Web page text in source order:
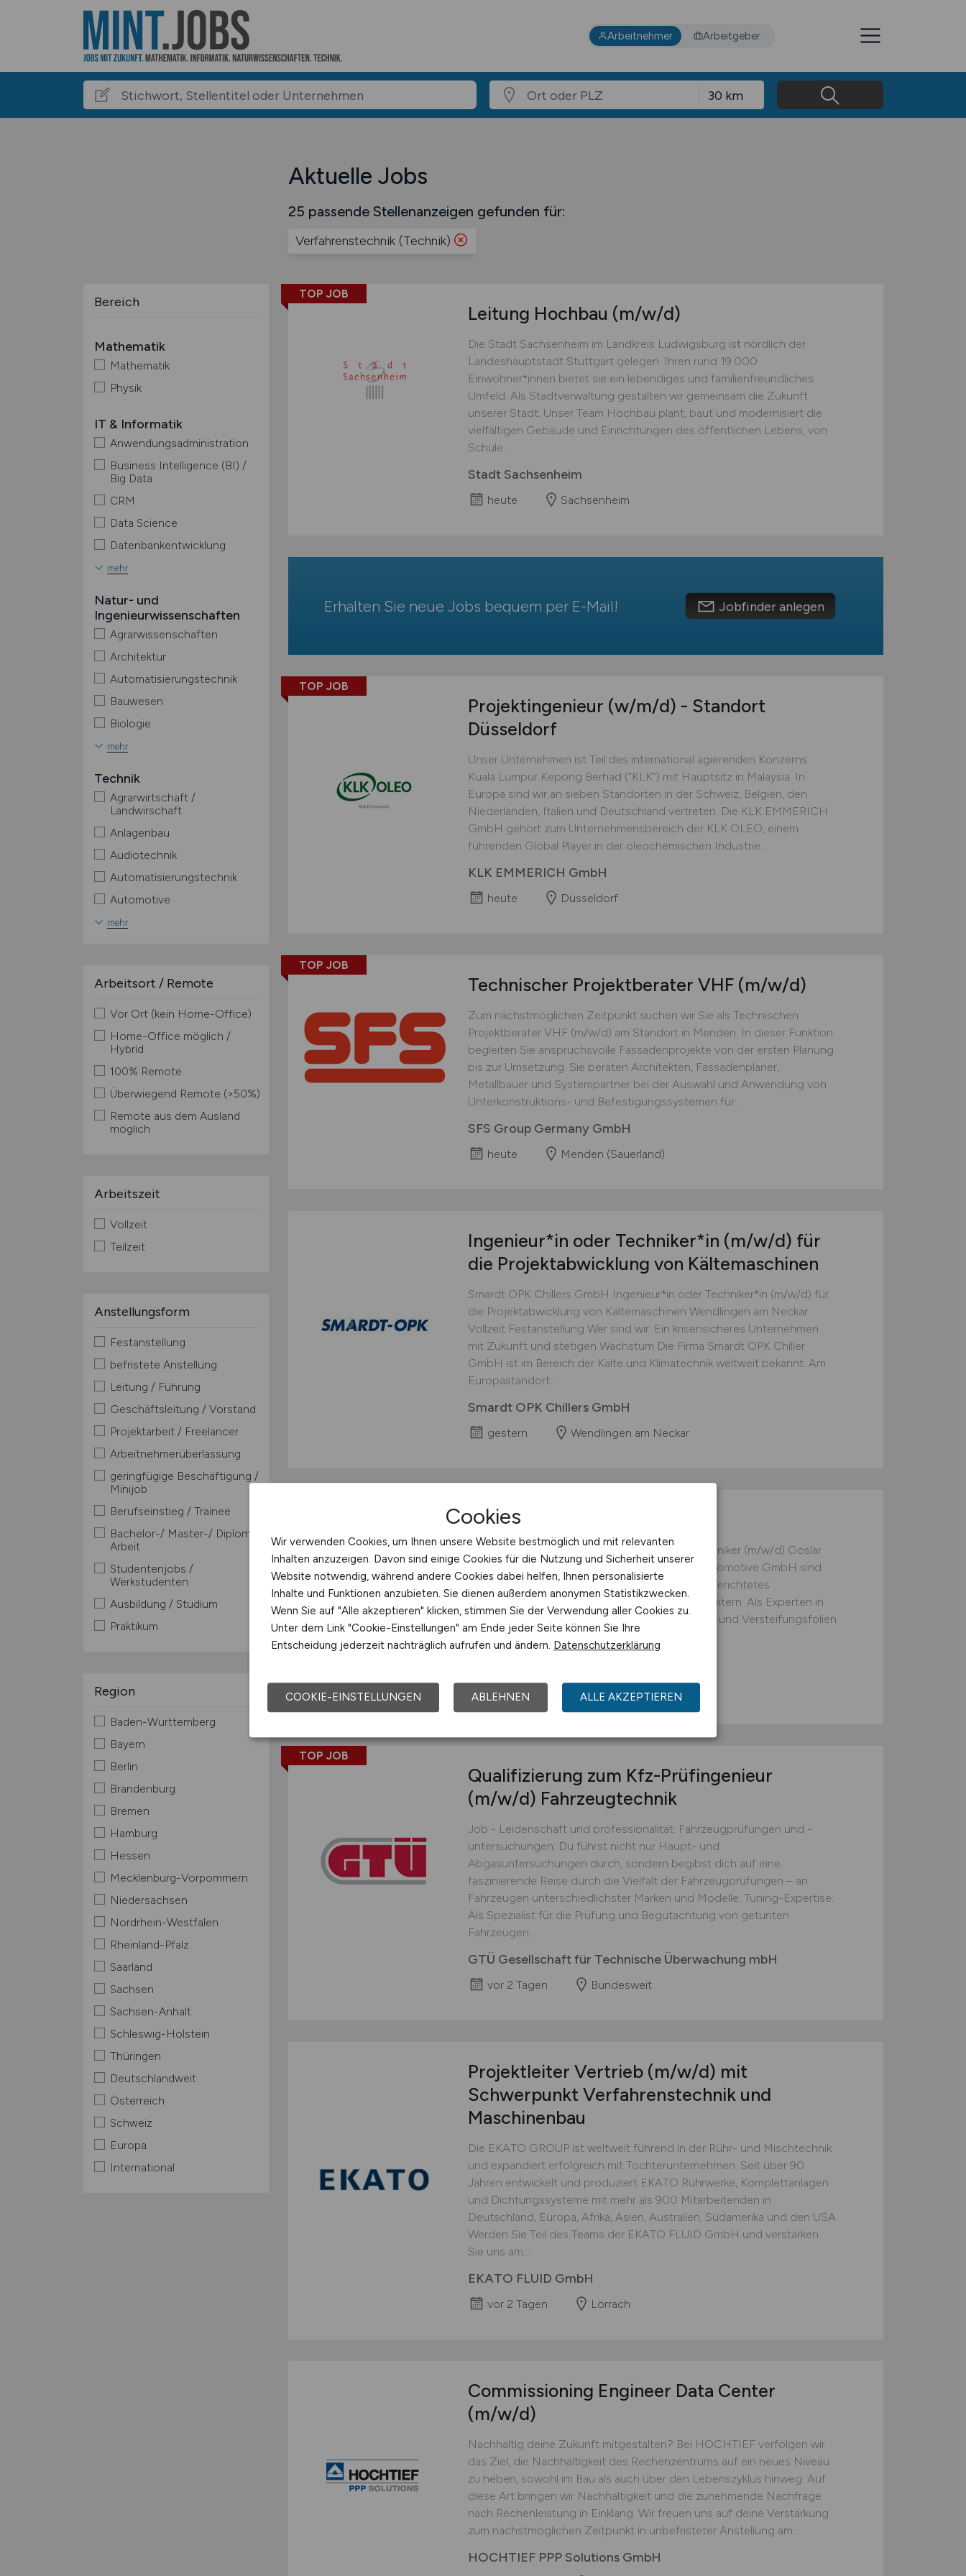
Arbeitnehmer Arbeitgeber
Aktuelle Jobs
25 passende Stellenanzeigen gefunden für:
Verfahrenstechnik (Technik)
Bereich
Mathematik
Mathematik
Physik
IT & Informatik
Anwendungsadministration
Business Intelligence (BI) /
Big Data
CRM
Data Science
Datenbankentwicklung
mehr
Natur- und
Ingenieurwissenschaften
Agrarwissenschaften
Architektur
Automatisierungstechnik
Bauwesen
Biologie
mehr
Technik
Agrarwirtschaft /
Landwirschaft
Anlagenbau
Audiotechnik
Automatisierungstechnik
Automotive
mehr
Arbeitsort / Remote
Vor Ort (kein Home-Office)
Home-Office möglich /
Hybrid
100% Remote
Überwiegend Remote (>50%)
Remote aus dem Ausland
möglich
Arbeitszeit
Vollzeit
Teilzeit
Anstellungsform
Festanstellung
befristete Anstellung
Leitung / Führung
Geschäftsleitung / Vorstand
Projektarbeit / Freelancer
Arbeitnehmerüberlassung
geringfügige Beschäftigung /
Minijob
Berufseinstieg / Trainee
Bachelor-/ Master-/ Diplom-
Arbeit
Studentenjobs /
Werkstudenten
Ausbildung / Studium
Praktikum
Region
Baden-Württemberg
Bayern
Berlin
Brandenburg
Bremen
Hamburg
Hessen
Mecklenburg-Vorpommern
Niedersachsen
Nordrhein-Westfalen
Rheinland-Pfalz
Saarland
Sachsen
Sachsen-Anhalt
Schleswig-Holstein
Thüringen
Deutschlandweit
Österreich
Schweiz
Europa
International
TOP JOB
Leitung Hochbau (m/w/d)
Die Stadt Sachsenheim im Landkreis Ludwigsburg ist nördlich der
Landeshauptstadt Stuttgart gelegen. Ihren rund 19.000
Einwohner*innen bietet sie ein lebendiges und familienfreundliches
Umfeld. Als Stadtverwaltung gestalten wir gemeinsam die Zukunft
unserer Stadt. Unser Team Hochbau plant, baut und modernisiert die
vielfältigen Gebäude und Einrichtungen des öffentlichen Lebens, von
Schule...
Stadt Sachsenheim
heute Sachsenheim
Erhalten Sie neue Jobs bequem per E-Mail! Jobfinder anlegen
TOP JOB
Projektingenieur (w/m/d) - Standort
Düsseldorf
Unser Unternehmen ist Teil des international agierenden Konzerns
Kuala Lumpur Kepong Berhad (“KLK“) mit Hauptsitz in Malaysia. In
Europa sind wir an sieben Standorten in der Schweiz, Belgien, den
Niederlanden, Italien und Deutschland vertreten. Die KLK EMMERICH
GmbH gehört zum Unternehmensbereich der KLK OLEO, einem
führenden Global Player in der oleochemischen Industrie...
KLK EMMERICH GmbH
heute Düsseldorf
TOP JOB
Technischer Projektberater VHF (m/w/d)
Zum nächstmöglichen Zeitpunkt suchen wir Sie als Technischen
Projektberater VHF (m/w/d) am Standort in Menden. In dieser Funktion
begleiten Sie anspruchsvolle Fassadenprojekte von der ersten Planung
bis zur Umsetzung. Sie be­raten Architekten, Fassadenplaner,
Metallbauer und Systempartner bei der Auswahl und Anwendung von
Unterkon­struktions- und Befestigungssystemen für...
SFS Group Germany GmbH
heute Menden (Sauerland)
Ingenieur*in oder Techniker*in (m/w/d) für
die Projektabwicklung von Kältemaschinen
Smardt OPK Chillers GmbH Ingenieur*in oder Techniker*in (m/w/d) für
die Projektabwicklung von Kältemaschinen Wendlingen am Neckar
Vollzeit Festanstellung Wer sind wir: Ein krisensicheres Unternehmen
mit Zukunft und stetigen Wachstum Die Firma Smardt OPK Chiller
GmbH ist im Bereich der Kälte und Klimatechnik weltweit bekannt. Am
Europastandort...
Smardt OPK Chillers GmbH
gestern Wendlingen am Neckar
Prozesstechniker
DFA - Dr. Freist Automotive GmbH Prozesstechniker (m/w/d) Goslar
Vollzeit Festanstellung Wir von der Dr. Freist Automotive GmbH sind
ein innovatives, langfristig und international ausgerichtetes
Familienunternehmen mit derzeit ca. 220 Mitarbeitern. Als Experten in
der Entwicklung und Herstellung von Entdröhn- und Versteifungsfolien
für den Lärmschutz...
TOP JOB
Qualifizierung zum Kfz-Prüfingenieur
(m/w/d) Fahrzeugtechnik
Job - Leidenschaft und professionalität: Fahrzeugprüfungen und -
untersuchungen: Du führst nicht nur Haupt- und
Abgasuntersuchungen durch, sondern begibst dich auf eine
faszinierende Reise durch die Vielfalt der Fahrzeugprüfungen – an
Fahrzeugen unterschiedlichster Marken und Modelle; Tuning-Expertise:
Als Spezialist für die Prüfung und Begutachtung von getunten
Fahrzeugen...
GTÜ Gesellschaft für Technische Überwachung mbH
vor 2 Tagen Bundesweit
Projektleiter Vertrieb (m/w/d) mit
Schwerpunkt Verfahrenstechnik und
Maschinenbau
Die EKATO GROUP ist weltweit führend in der Rühr- und Mischtechnik
und expandiert erfolgreich mit Tochterunternehmen. Seit über 90
Jahren entwickelt und produziert EKATO Rührwerke, Komplettanlagen
und Dichtungssysteme mit mehr als 900 Mitarbeitenden in
Deutschland, Europa, Afrika, Asien, Australien, Südamerika und den USA
Werden Sie Teil des Teams der EKATO FLUID GmbH und verstärken
Sie uns am...
EKATO FLUID GmbH
vor 2 Tagen Lörrach
Commissioning Engineer Data Center
(m/w/d)
Nachhaltig deine Zukunft mitgestalten? Bei HOCHTIEF verfolgen wir
das Ziel, die Nachhaltigkeit des Rechenzentrums auf ein neues Niveau
zu heben, sowohl im Bau als auch über den Lebenszyklus hinweg. Auf
diese Art bringen wir Nachhaltigkeit und die zunehmende Nachfrage
nach Rechenleistung in Einklang. Wir freuen uns auf deine Verstärkung
zum nächstmöglichen Zeitpunkt in unbefristeter Anstellung am...
HOCHTIEF PPP Solutions GmbH
Cookies
Wir verwenden Cookies, um Ihnen unsere Website bestmöglich und mit relevanten
Inhalten anzuzeigen. Davon sind einige Cookies für die Nutzung und Sicherheit unserer
Website notwendig, während andere Cookies dabei helfen, Ihnen personalisierte
Inhalte und Funktionen anzubieten. Sie dienen außerdem anonymen Statistikzwecken.
Wenn Sie auf "Alle akzeptieren" klicken, stimmen Sie der Verwendung aller Cookies zu.
Unter dem Link "Cookie-Einstellungen" am Ende jeder Seite können Sie Ihre
Entscheidung jederzeit nachträglich aufrufen und ändern. Datenschutzerklärung
COOKIE-EINSTELLUNGEN ABLEHNEN ALLE AKZEPTIEREN